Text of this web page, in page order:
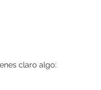
claro algo: